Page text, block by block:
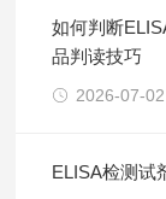
如何判断
品判读技巧
2026-07-02
ELISA检测试